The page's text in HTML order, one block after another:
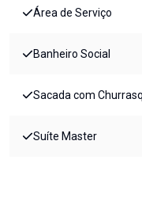
Área de Serviço
Banheiro Social
Sacada com
Suíte Master